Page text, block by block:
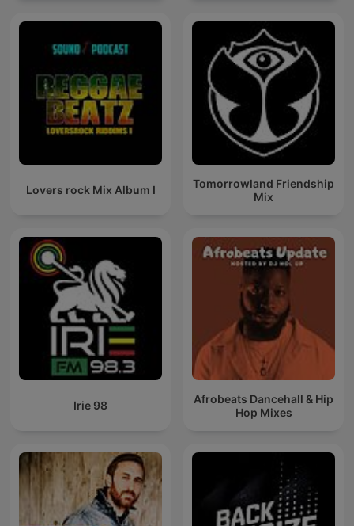
Lovers rock Mix Album I
Tomorrowland Friendship
Mix
Irie 98
Afrobeats Dancehall & Hip
Hop Mixes